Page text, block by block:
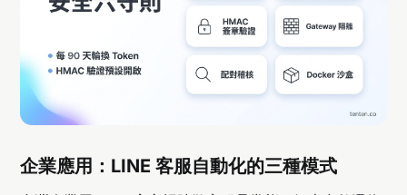
企業應用：LINE 客服自動化的三種模式